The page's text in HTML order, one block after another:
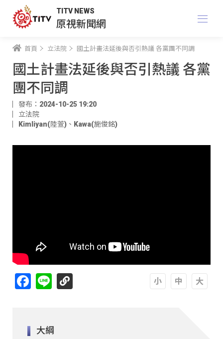
TITV NEWS
原視新聞網
首頁 立法院 國土計畫法延後與否引熱議 各黨團不同調
國土計畫法延後與否引熱議 各黨
團不同調
發布：2024-10-25 19:20
立法院
Kimliyan(陸萱) 、 Kawa(施俊銘)
Facebook
Line
大綱